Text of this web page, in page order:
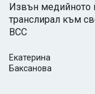
Извън медийното
транслирал към
ВСС
Екатерина
Баксанова